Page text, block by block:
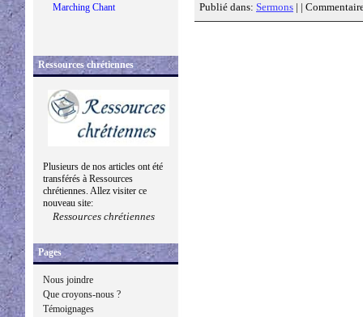
Marching Chant
Ressources chrétiennes
Plusieurs de nos articles ont été
transférés à Ressources
chrétiennes. Allez visiter ce
nouveau site:
Ressources chrétiennes
Pages
Nous joindre
Que croyons-nous ?
Témoignages
Publié dans: Sermons | |